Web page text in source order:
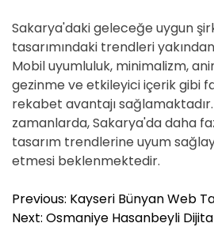
Sakarya'daki geleceğe uygun
tasarımındaki trendleri
Mobil uyumluluk, minimalizm,
gezinme ve etkileyici içerik gibi
rekabet avantajı
zamanlarda, Sakarya'da daha
tasarım trendlerine uyum
etmesi beklenmektedir.
Y
a
Previous: Kayseri Bünyan Web
Next: Osmaniye Hasanbeyli